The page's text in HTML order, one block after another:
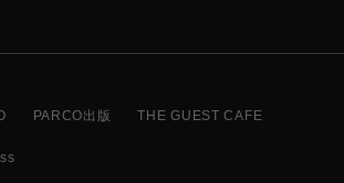
PARCO出版 THE GUEST CAFE